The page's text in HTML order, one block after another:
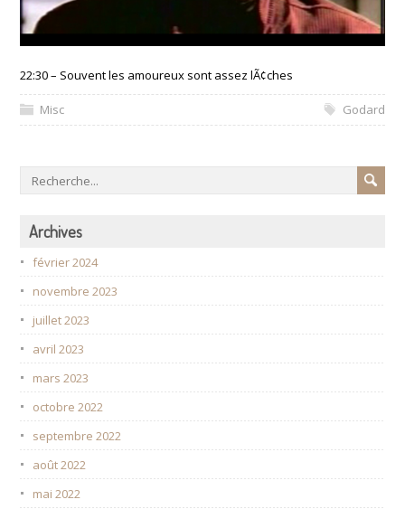
22:30 – Souvent les amoureux sont assez lÃ¢ches
Misc Godard
Archives
février 2024
novembre 2023
juillet 2023
avril 2023
mars 2023
octobre 2022
septembre 2022
août 2022
mai 2022